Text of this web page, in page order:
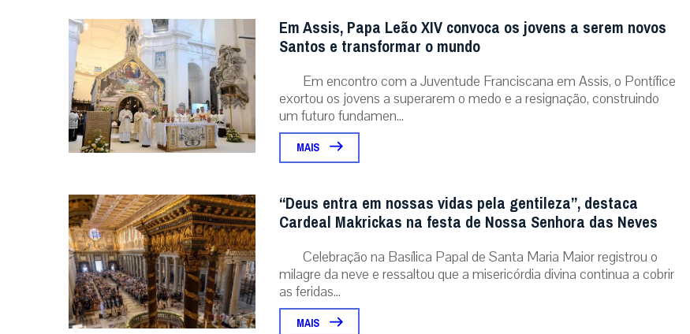
Em Assis, Papa Leão XIV convoca os jovens a serem novos
Santos e transformar o mundo
Em encontro com a Juventude Franciscana em Assis, o Pontífice
exortou os jovens a superarem o medo e a resignação, construindo
um futuro fundamen...
MAIS
“Deus entra em nossas vidas pela gentileza”, destaca
Cardeal Makrickas na festa de Nossa Senhora das Neves
Celebração na Basílica Papal de Santa Maria Maior registrou o
milagre da neve e ressaltou que a misericórdia divina continua a cobrir
as feridas...
MAIS